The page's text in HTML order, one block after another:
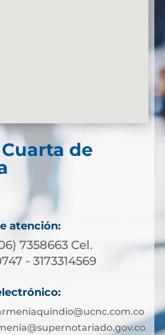
de
atención:
7358663 Cel.
- 3173314569